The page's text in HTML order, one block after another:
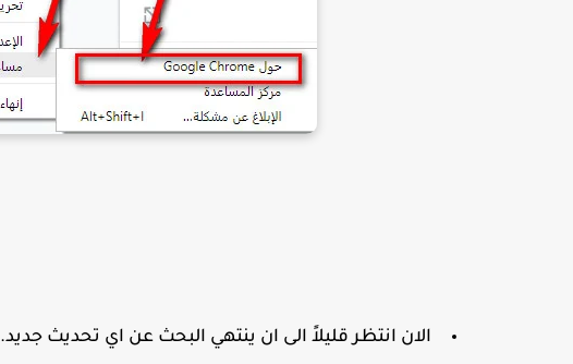
الان انتظر قليلاً الى ان ينتهي البحث عن اي تحديث جديد.